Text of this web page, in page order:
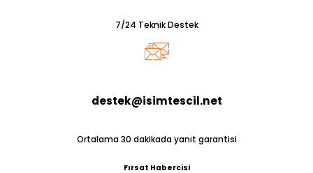
7/24 Teknik Destek
destek@isimtescil.net
Ortalama 30 dakikada yanıt garantisi
Fırsat Habercisi